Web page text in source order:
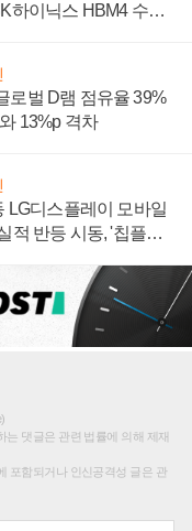
하이닉스 HBM4 수율
로벌 D램 점유율 39%
13%p 격차
LG디스플레이 모바일
적 반등 시동, '칩플레
댓글은 관련 법률에 의해 제재
포함되거나 인신공격성 글은 관